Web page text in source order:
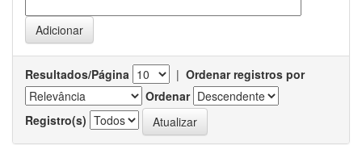
Resultados/Página | Ordenar registros por
Ordenar
Registro(s)